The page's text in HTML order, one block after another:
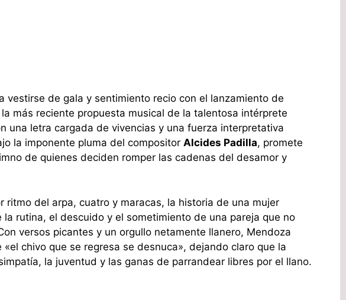
vestirse de gala y sentimiento recio con el lanzamiento de
la más reciente propuesta musical de la talentosa intérprete
una letra cargada de vivencias y una fuerza interpretativa
la imponente pluma del compositor Alcides Padilla, promete
de quienes deciden romper las cadenas del desamor y
ritmo del arpa, cuatro y maracas, la historia de una mujer
rutina, el descuido y el sometimiento de una pareja que no
versos picantes y un orgullo netamente llanero, Mendoza
chivo que se regresa se desnuca», dejando claro que la
la juventud y las ganas de parrandear libres por el llano.